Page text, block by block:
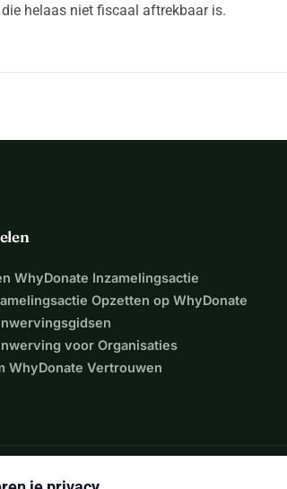
helaas niet fiscaal aftrekbaar is.
WhyDonate Inzamelingsactie
Opzetten op WhyDonate
voor Organisaties
WhyDonate Vertrouwen